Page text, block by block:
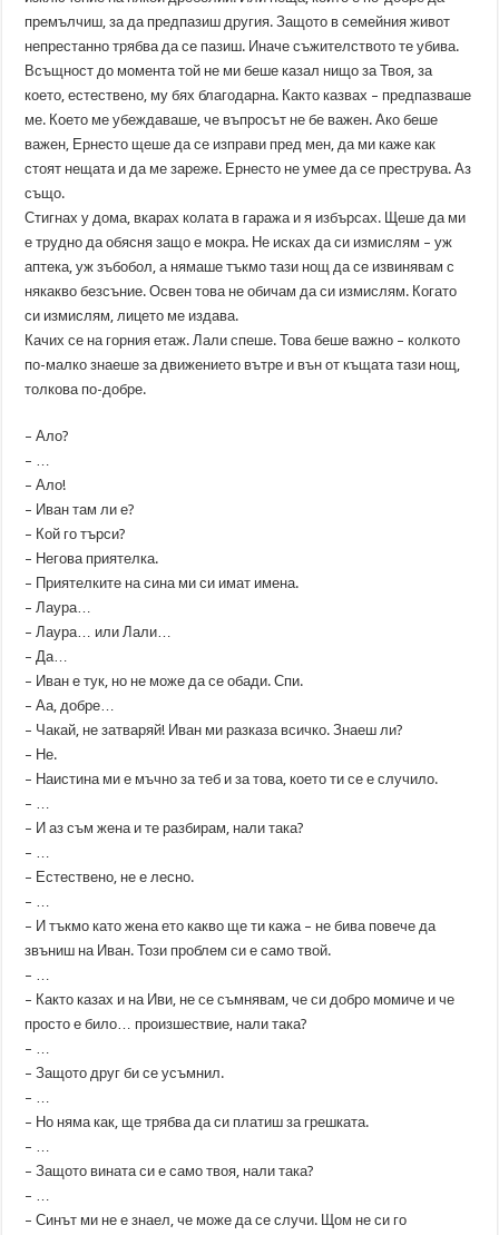
премълчиш, за да предпазиш другия. Защото в семейния живот
непрестанно трябва да се пазиш. Иначе съжителството те убива.
Всъщност до момента той не ми беше казал нищо за Твоя, за
което, естествено, му бях благодарна. Както казвах – предпазваше
ме. Което ме убеждаваше, че въпросът не бе важен. Ако беше
важен, Ернесто щеше да се изправи пред мен, да ми каже как
стоят нещата и да ме зареже. Ернесто не умее да се преструва. Аз
също.
Стигнах у дома, вкарах колата в гаража и я избърсах. Щеше да ми
е трудно да обясня защо е мокра. Не исках да си измислям – уж
аптека, уж зъбобол, а нямаше тъкмо тази нощ да се извинявам с
някакво безсъние. Освен това не обичам да си измислям. Когато
си измислям, лицето ме издава.
Качих се на горния етаж. Лали спеше. Това беше важно – колкото
по-малко знаеше за движението вътре и вън от къщата тази нощ,
толкова по-добре.
– Ало?
– …
– Ало!
– Иван там ли е?
– Кой го търси?
– Негова приятелка.
– Приятелките на сина ми си имат имена.
– Лаура…
– Лаура… или Лали…
– Да…
– Иван е тук, но не може да се обади. Спи.
– Аа, добре…
– Чакай, не затваряй! Иван ми разказа всичко. Знаеш ли?
– Не.
– Наистина ми е мъчно за теб и за това, което ти се е случило.
– …
– И аз съм жена и те разбирам, нали така?
– …
– Естествено, не е лесно.
– …
– И тъкмо като жена ето какво ще ти кажа – не бива повече да
звъниш на Иван. Този проблем си е само твой.
– …
– Както казах и на Иви, не се съмнявам, че си добро момиче и че
просто е било… произшествие, нали така?
– …
– Защото друг би се усъмнил.
– …
– Но няма как, ще трябва да си платиш за грешката.
– …
– Защото вината си е само твоя, нали така?
– …
– Синът ми не е знаел, че може да се случи. Щом не си го